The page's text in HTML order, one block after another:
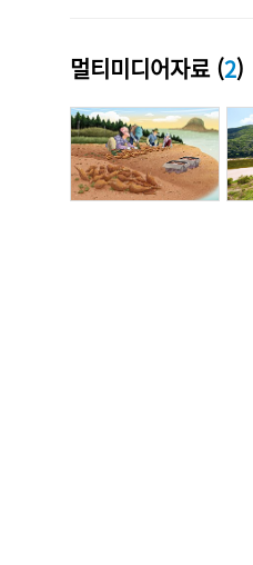
멀티미디어자료 (2)